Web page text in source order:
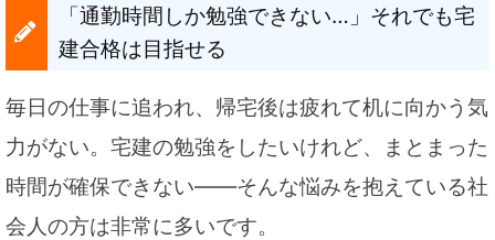
「通勤時間しか勉強できない…」それでも宅
建合格は目指せる
毎日の仕事に追われ、帰宅後は疲れて机に向かう気
力がない。宅建の勉強をしたいけれど、まとまった
時間が確保できない――そんな悩みを抱えている社
会人の方は非常に多いです。